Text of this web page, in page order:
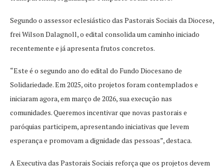
Segundo o assessor eclesiástico das Pastorais Sociais da Diocese,
frei Wilson Dalagnoll, o edital consolida um caminho iniciado
recentemente e já apresenta frutos concretos.
“Este é o segundo ano do edital do Fundo Diocesano de
Solidariedade. Em 2025, oito projetos foram contemplados e
iniciaram agora, em março de 2026, sua execução nas
comunidades. Queremos incentivar que novas pastorais e
paróquias participem, apresentando iniciativas que levem
esperança e promovam a dignidade das pessoas”, destaca.
A Executiva das Pastorais Sociais reforça que os projetos devem